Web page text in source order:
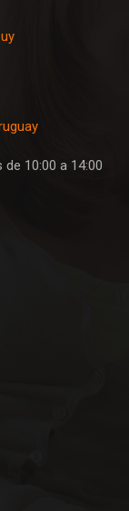
10:00 a 14:00